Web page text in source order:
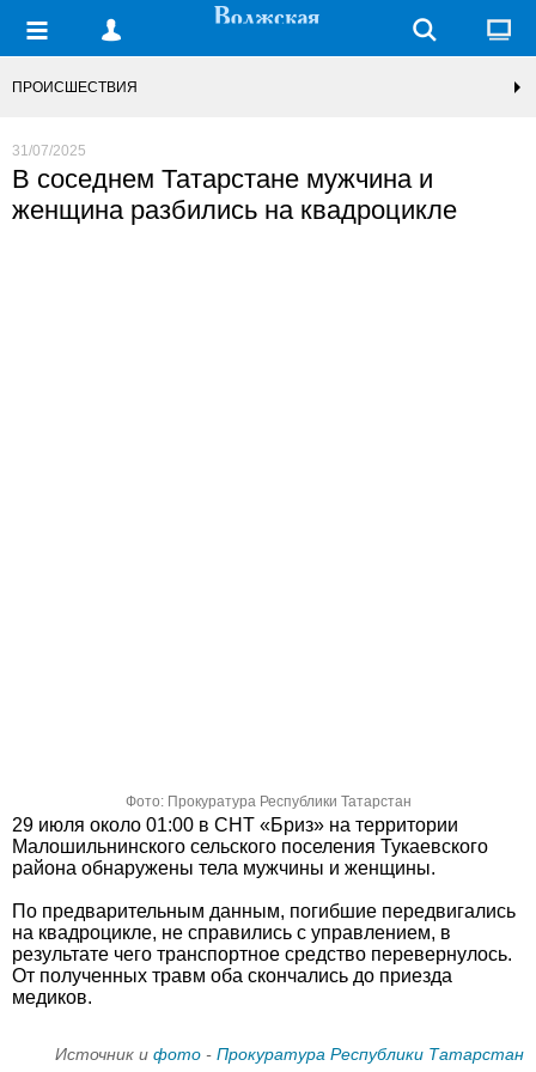
ПРОИСШЕСТВИЯ
31/07/2025
В соседнем Татарстане мужчина и
женщина разбились на квадроцикле
Фото: Прокуратура Республики Татарстан
29 июля около 01:00 в СНТ «Бриз» на территории
Малошильнинского сельского поселения Тукаевского
района обнаружены тела мужчины и женщины.
По предварительным данным, погибшие передвигались
на квадроцикле, не справились с управлением, в
результате чего транспортное средство перевернулось.
От полученных травм оба скончались до приезда
медиков.
Источник и фото - Прокуратура Республики Татарстан